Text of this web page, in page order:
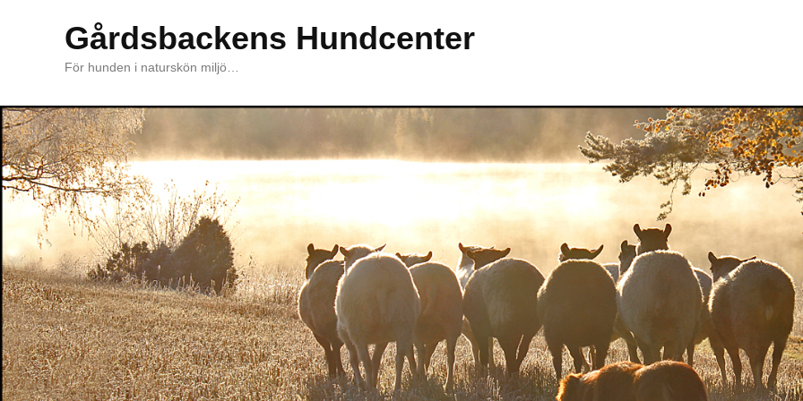
Gårdsbackens Hundcenter
För hunden i naturskön miljö…